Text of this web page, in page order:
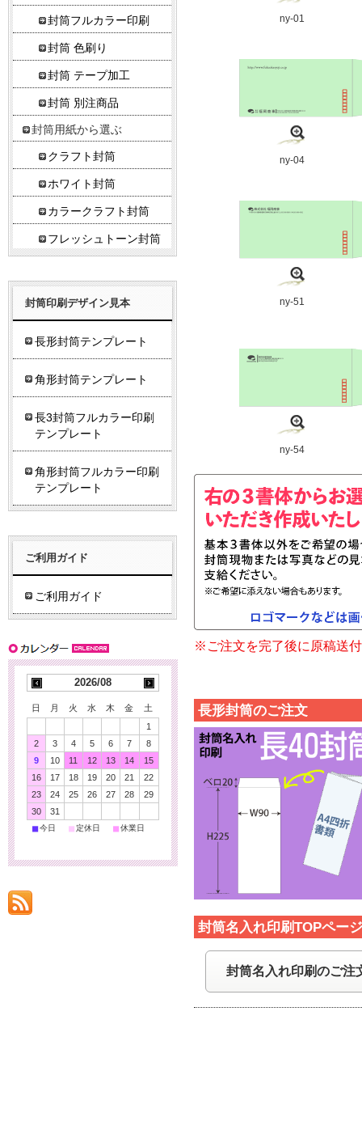
ny-01
ny-04
ny-51
ny-54
※ご注文を完了後に原稿送
長形封筒のご注文
封筒名入れ印刷TOPページ
封筒名入れ印刷のご注
封筒フルカラー印刷
封筒 色刷り
封筒 テープ加工
封筒 別注商品
封筒用紙から選ぶ
クラフト封筒
ホワイト封筒
カラークラフト封筒
フレッシュトーン封筒
封筒印刷デザイン見本
長形封筒テンプレート
角形封筒テンプレート
長3封筒フルカラー印刷
テンプレート
角形封筒フルカラー印刷
テンプレート
ご利用ガイド
ご利用ガイド
2026/08
日 月 火 水 木 金
土
1
2
3 4 5 6 7
8
9
10 11 12 13 14
15
16
17 18 19 20 21
22
23
24 25 26 27 28
29
30
31
■今日 ■ 定休日 ■ 休業日